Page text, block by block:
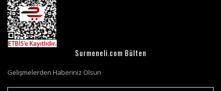
Surmeneli.com Bülten
Gelişmelerden Haberiniz Olsun